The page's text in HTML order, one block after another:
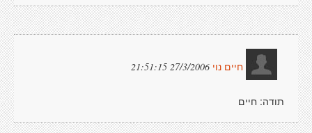
חיים נוי 27/3/2006 21:51:15
תודה: חיים